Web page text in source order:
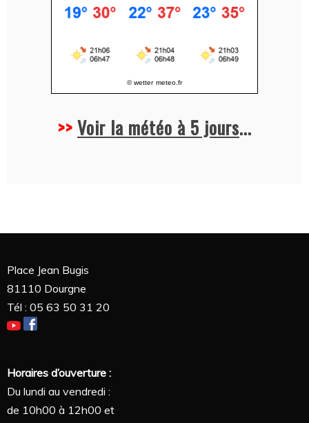
© wetter meteo.fr
>>Voir la météo à 5 jours...
Place Jean Bugis
81110 Dourgne
Tél : 05 63 50 31 20
Horaires d’ouverture :
Du lundi au vendredi :
de 10h00 à 12h00 et